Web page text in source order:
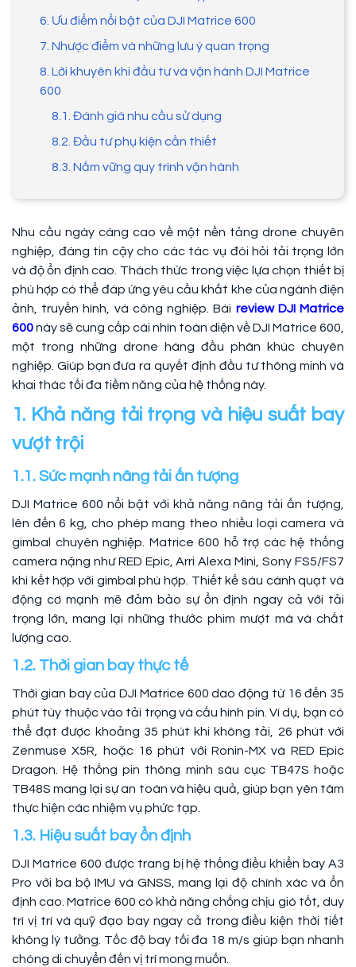
6. Ưu điểm nổi bật của DJI Matrice 600
7. Nhược điểm và những lưu ý quan trọng
8. Lời khuyên khi đầu tư và vận hành DJI Matrice
600
8.1. Đánh giá nhu cầu sử dụng
8.2. Đầu tư phụ kiện cần thiết
8.3. Nắm vững quy trình vận hành
Nhu cầu ngày càng cao về một nền tảng drone chuyên
nghiệp, đáng tin cậy cho các tác vụ đòi hỏi tải trọng lớn
và độ ổn định cao. Thách thức trong việc lựa chọn thiết bị
phù hợp có thể đáp ứng yêu cầu khắt khe của ngành điện
ảnh, truyền hình, và công nghiệp. Bài review DJI Matrice
600này sẽ cung cấp cái nhìn toàn diện về DJI Matrice 600,
một trong những drone hàng đầu phân khúc chuyên
nghiệp. Giúp bạn đưa ra quyết định đầu tư thông minh và
khai thác tối đa tiềm năng của hệ thống này.
1. Khả năng tải trọng và hiệu suất bay
vượt trội
1.1. Sức mạnh nâng tải ấn tượng
DJI Matrice 600 nổi bật với khả năng nâng tải ấn tượng,
lên đến 6 kg, cho phép mang theo nhiều loại camera và
gimbal chuyên nghiệp. Matrice 600 hỗ trợ các hệ thống
camera nặng như RED Epic, Arri Alexa Mini, Sony FS5/FS7
khi kết hợp với gimbal phù hợp. Thiết kế sáu cánh quạt và
động cơ mạnh mẽ đảm bảo sự ổn định ngay cả với tải
trọng lớn, mang lại những thước phim mượt mà và chất
lượng cao.
1.2. Thời gian bay thực tế
Thời gian bay của DJI Matrice 600 dao động từ 16 đến 35
phút tùy thuộc vào tải trọng và cấu hình pin. Ví dụ, bạn có
thể đạt được khoảng 35 phút khi không tải, 26 phút với
Zenmuse X5R, hoặc 16 phút với Ronin-MX và RED Epic
Dragon. Hệ thống pin thông minh sáu cục TB47S hoặc
TB48S mang lại sự an toàn và hiệu quả, giúp bạn yên tâm
thực hiện các nhiệm vụ phức tạp.
1.3. Hiệu suất bay ổn định
DJI Matrice 600 được trang bị hệ thống điều khiển bay A3
Pro với ba bộ IMU và GNSS, mang lại độ chính xác và ổn
định cao. Matrice 600 có khả năng chống chịu gió tốt, duy
trì vị trí và quỹ đạo bay ngay cả trong điều kiện thời tiết
không lý tưởng. Tốc độ bay tối đa 18 m/s giúp bạn nhanh
chóng di chuyển đến vị trí mong muốn.